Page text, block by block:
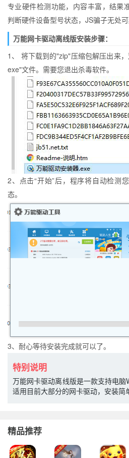
专业硬件检测功能，内容丰富，结果
判断硬件设备型号状态，JS骗子无处可
万能网卡驱动离线版安装步骤：
1、 将下载到的"zip"压缩包解压出来
exe"文件。需要您退出杀毒软件。
2、点击“开始”后，程序将自动检测
态。
3、耐心等待安装完成就可以了。
特别说明
万能网卡驱动离线版是一款支持电脑
适用目前大部分的网卡驱动，安装简
精品推荐